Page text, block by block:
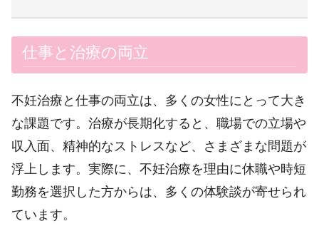
仕事と治療の両立
不妊治療と仕事の両立は、多くの女性にとって大き
な課題です。治療が長期化すると、職場での立場や
収入面、精神的なストレスなど、さまざまな問題が
浮上します。実際に、不妊治療を理由に休職や時短
勤務を選択した方からは、多くの体験談が寄せられ
ています。